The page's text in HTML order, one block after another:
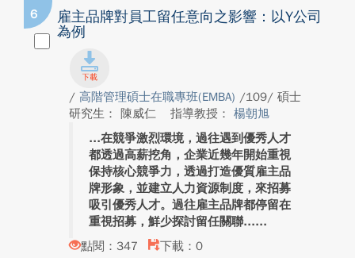
6
雇主品牌對員工留任意向之影響：以Y公司
為例
/ 高階管理碩士在職專班(EMBA) /109/ 碩士
研究生： 陳威仁
指導教授： 楊朝旭
在競爭激烈環境，過往遇到優秀人才
都透過高薪挖角，企業近幾年開始重視
保持核心競爭力，透過打造優質雇主品
牌形象，並建立人力資源制度，來招募
吸引優秀人才。過往雇主品牌都停留在
重視招募，鮮少探討留任關聯...
點閱：347
下載：0